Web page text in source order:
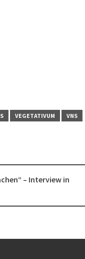
VEGETATIVUM VNS
– Interview in